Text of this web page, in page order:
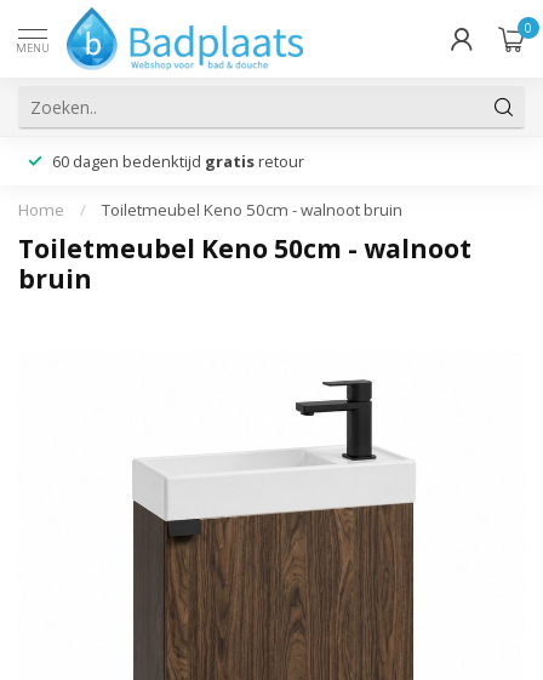
MENU
0
60 dagen bedenktijd gratis retour
Home / Toiletmeubel Keno 50cm - walnoot bruin
Toiletmeubel Keno 50cm - walnoot
bruin